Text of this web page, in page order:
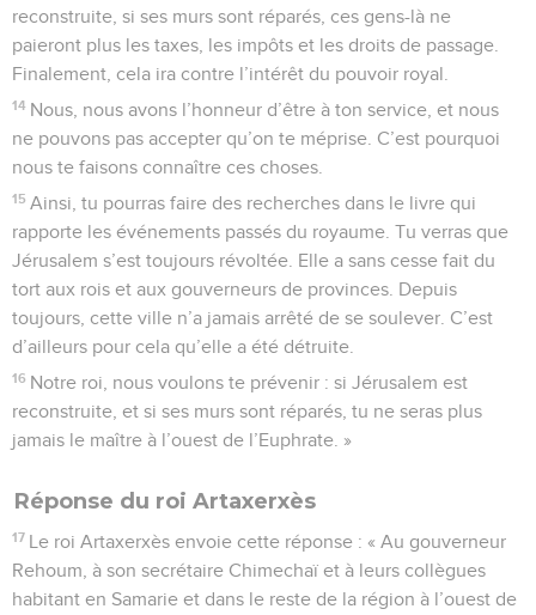
reconstruite, si ses murs sont réparés, ces gens-là ne
paieront plus les taxes, les impôts et les droits de passage.
Finalement, cela ira contre l’intérêt du pouvoir royal.
14 Nous, nous avons l’honneur d’être à ton service, et nous
ne pouvons pas accepter qu’on te méprise. C’est pourquoi
nous te faisons connaître ces choses.
15 Ainsi, tu pourras faire des recherches dans le livre qui
rapporte les événements passés du royaume. Tu verras que
Jérusalem s’est toujours révoltée. Elle a sans cesse fait du
tort aux rois et aux gouverneurs de provinces. Depuis
toujours, cette ville n’a jamais arrêté de se soulever. C’est
d’ailleurs pour cela qu’elle a été détruite.
16 Notre roi, nous voulons te prévenir : si Jérusalem est
reconstruite, et si ses murs sont réparés, tu ne seras plus
jamais le maître à l’ouest de l’Euphrate. »
Réponse du roi Artaxerxès
17 Le roi Artaxerxès envoie cette réponse : « Au gouverneur
Rehoum, à son secrétaire Chimechaï et à leurs collègues
habitant en Samarie et dans le reste de la région à l’ouest de